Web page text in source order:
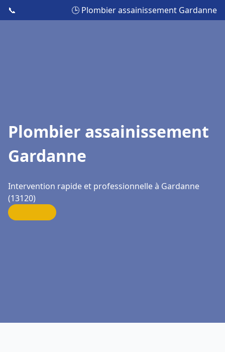
📞 🕒 Plombier assainissement Gardanne
Plombier assainissement
Gardanne
Intervention rapide et professionnelle à Gardanne
(13120)